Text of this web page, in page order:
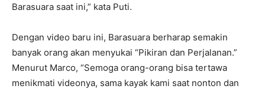
Barasuara saat ini,” kata Puti.
Dengan video baru ini, Barasuara berharap semakin
banyak orang akan menyukai “Pikiran dan Perjalanan.”
Menurut Marco, “Semoga orang-orang bisa tertawa
menikmati videonya, sama kayak kami saat nonton dan